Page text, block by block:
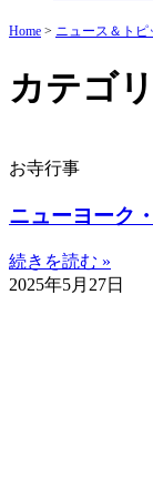
Home > ニュース＆トピ
カテゴ
お寺行事
ニューヨーク
続きを読む »
2025年5月27日